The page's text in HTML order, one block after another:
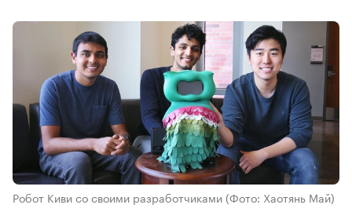
Робот Киви со своими разработчиками (Фото: Хаотянь Май)